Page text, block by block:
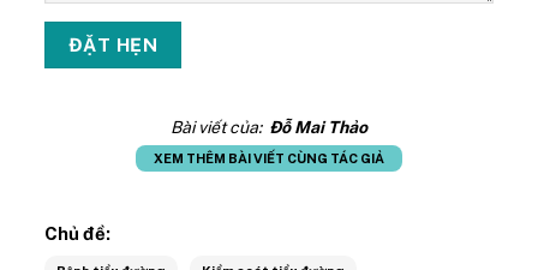
Bài viết của: Đỗ Mai Thảo
XEM THÊM BÀI VIẾT CÙNG TÁC GIẢ
Chủ đề: